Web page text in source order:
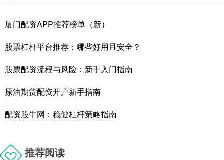
厦门配资APP推荐榜单（新）
股票杠杆平台推荐：哪些好用且安全？
股票配资流程与风险：新手入门指南
原油期货配资开户新手指南
配资股牛网：稳健杠杆策略指南
推荐阅读